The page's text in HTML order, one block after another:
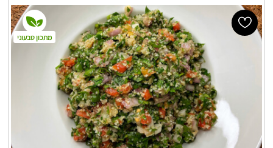
מתכון טבעוני